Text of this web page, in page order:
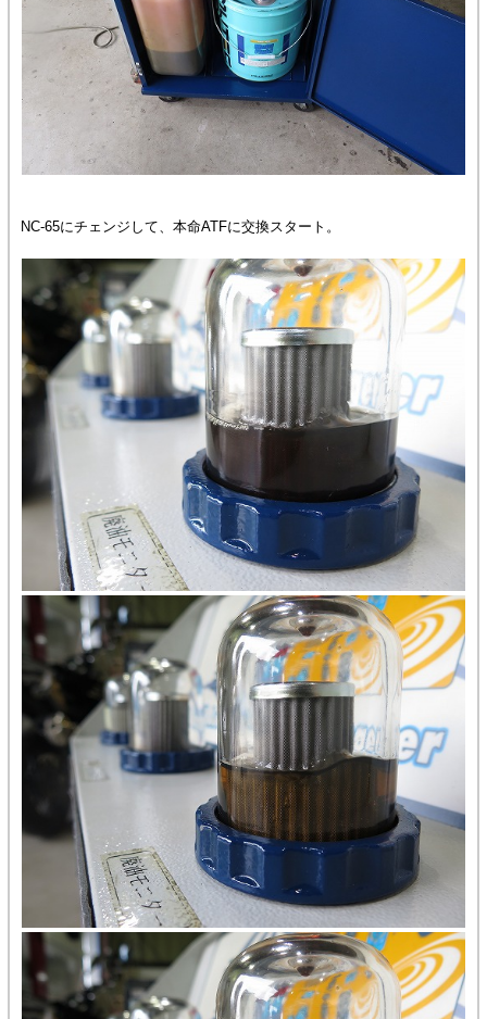
NC-65にチェンジして、本命ATFに交換スタート。